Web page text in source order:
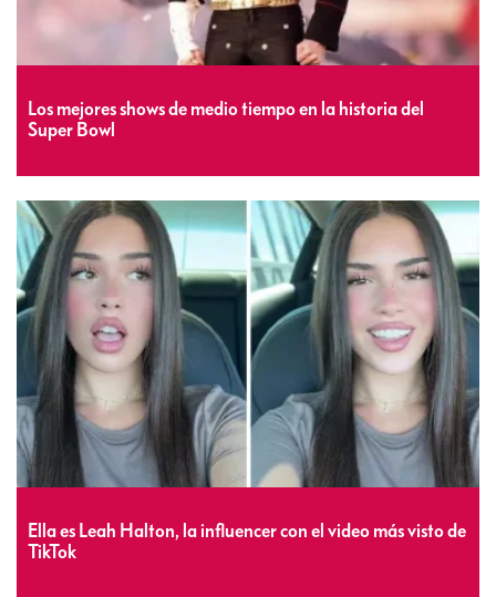
Los mejores shows de medio tiempo en la historia del
Super Bowl
Ella es Leah Halton, la influencer con el video más visto de
TikTok